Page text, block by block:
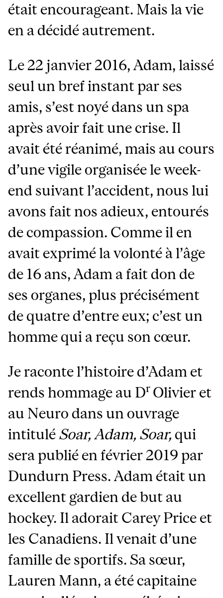
était encourageant. Mais la vie
en a décidé autrement.
Le 22 janvier 2016, Adam, laissé
seul un bref instant par ses
amis, s’est noyé dans un spa
après avoir fait une crise. Il
avait été réanimé, mais au cours
d’une vigile organisée le week-
end suivant l’accident, nous lui
avons fait nos adieux, entourés
de compassion. Comme il en
avait exprimé la volonté à l’âge
de 16 ans, Adam a fait don de
ses organes, plus précisément
de quatre d’entre eux; c’est un
homme qui a reçu son cœur.
Je raconte l’histoire d’Adam et
rends hommage au Dr Olivier et
au Neuro dans un ouvrage
intitulé Soar, Adam, Soar, qui
sera publié en février 2019 par
Dundurn Press. Adam était un
excellent gardien de but au
hockey. Il adorait Carey Price et
les Canadiens. Il venait d’une
famille de sportifs. Sa sœur,
Lauren Mann, a été capitaine